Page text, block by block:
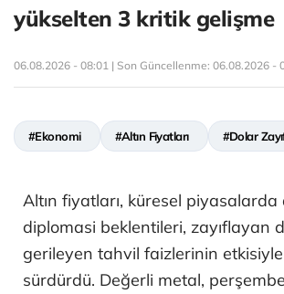
yükselten 3 kritik gelişme
06.08.2026 - 08:01 | Son Güncellenme: 06.08.2026 -
#Ekonomi #Altın Fiyatları #Dolar
Altın fiyatları, küresel
diplomasi beklentileri, zayıflayan
gerileyen tahvil faizlerinin
sürdürdü. Değerli metal,